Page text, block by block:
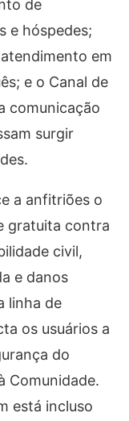
de
e hóspedes;
em
e o Canal de
comunicação
surgir
a anfitriões o
gratuita contra
civil,
e danos
linha de
os usuários a
do
Comunidade.
está incluso